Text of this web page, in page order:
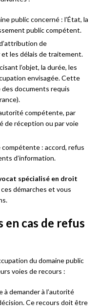
public concerné : l’État, la
public compétent.
de
et les délais de traitement.
l’objet, la durée, les
envisagée. Cette
documents requis
compétente, par
de réception ou par voie
: accord, refus
d’information.
spécialisé en droit
démarches et vous
en cas de refus
du domaine public
voies de recours :
à demander à l’autorité
Ce recours doit être